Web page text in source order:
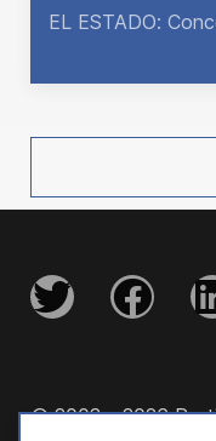
EL ESTADO:
© 2003 - 2026